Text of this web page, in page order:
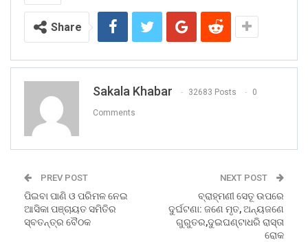
Share
Sakala Khabar 32683 Posts 0
Comments
PREV POST
ପିଇବା ପାଣି ଓ ପରିମଳ ନେଇ
ଆସିକା ପଞ୍ଚାୟତ ସମିତିର
ସ୍ବତନ୍ତ୍ର ବୈଠକ
NEXT POST
ବ୍ରାହ୍ମଣୀ ସେତୂ ଉପରେ
ଦୁର୍ଘଟଣା: ଜଣେ ମୃତ, ଅନ୍ୟଜଣେ
ଗୁରୁତର,ଦୁଇଘଣ୍ଟାଧରି ରାସ୍ତା
ରୋକ